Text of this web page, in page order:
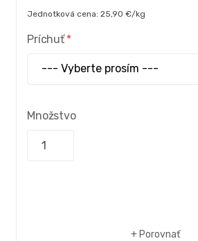
Jednotková cena: 25,90 €/kg
Príchuť
Množstvo
Porovnať